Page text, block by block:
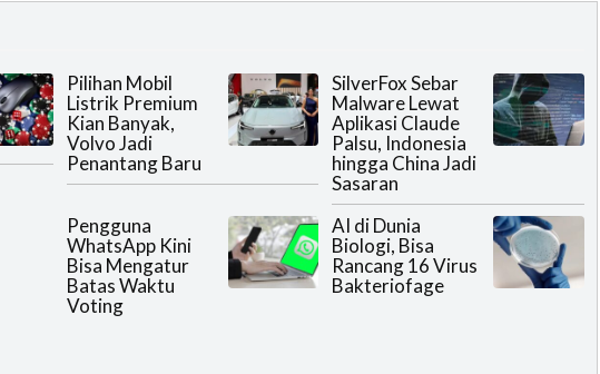
Pilihan Mobil
Listrik Premium
Kian Banyak,
Volvo Jadi
Penantang Baru
SilverFox Sebar
Malware Lewat
Aplikasi Claude
Palsu, Indonesia
hingga China Jadi
Sasaran
Pengguna
WhatsApp Kini
Bisa Mengatur
Batas Waktu
Voting
AI di Dunia
Biologi, Bisa
Rancang 16 Virus
Bakteriofage